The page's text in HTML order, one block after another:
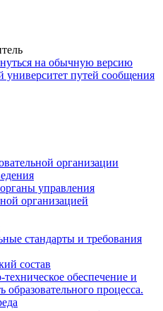
на обычную версию
организации
управления
организацией
стандарты и требования
состав
обеспечение и
образовательного процесса.